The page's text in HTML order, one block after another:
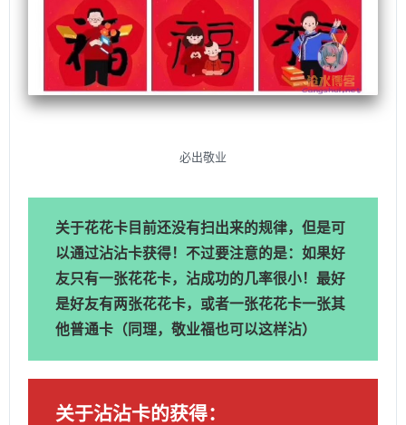
必出敬业
关于花花卡目前还没有扫出来的规律，但是可
以通过沾沾卡获得！不过要注意的是：如果好
友只有一张花花卡，沾成功的几率很小！最好
是好友有两张花花卡，或者一张花花卡一张其
他普通卡（同理，敬业福也可以这样沾）
关于沾沾卡的获得：